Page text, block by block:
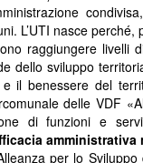
L’UTI nasce
raggiungere livelli
dello sviluppo
il benessere del
delle VDF
di funzioni e
per lo